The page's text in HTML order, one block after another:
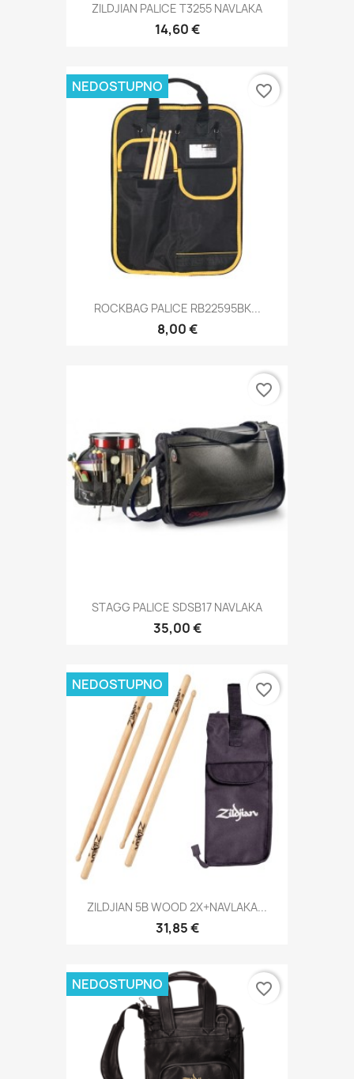
ZILDJIAN PALICE T3255 NAVLAKA
14,60 €
ROCKBAG PALICE RB22595BK...
8,00 €
NEDOSTUPNO favorite_border
STAGG PALICE SDSB17 NAVLAKA
35,00 €
favorite_border
ZILDJIAN 5B WOOD 2X+NAVLAKA...
31,85 €
NEDOSTUPNO favorite_border
NEDOSTUPNO favorite_border